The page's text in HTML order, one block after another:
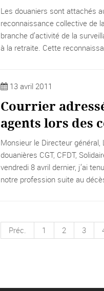
Les douaniers sont attachés
reconnaissance collective de
branche d’activité de la
à la retraite. Cette
13 avril 2011
Courrier
agents lors des
Monsieur le Directeur
douanières CGT, CFDT,
vendredi 8 avril dernier, j’ai
notre profession suite au
Préc. 1 2 3